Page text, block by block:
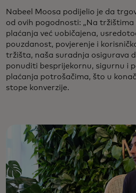
Nabeel Moosa podijelio je da
od ovih pogodnosti: „Na tržištima
plaćanja već uobičajena,
pouzdanost, povjerenje i
tržišta, naša suradnja osigurava
ponuditi besprijekornu, sigurnu i
plaćanja potrošačima, što u
stope konverzije.